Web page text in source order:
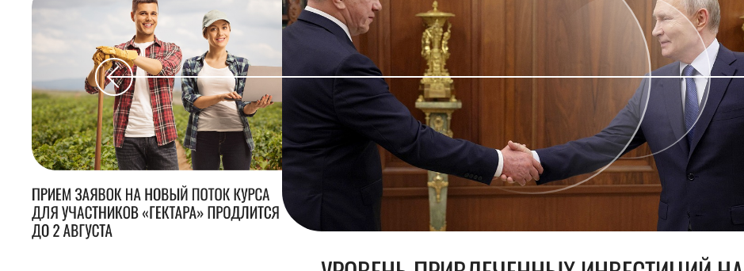
ПРИЕМ ЗАЯВОК НА НОВЫЙ ПОТОК КУРСА
ДЛЯ УЧАСТНИКОВ «ГЕКТАРА» ПРОДЛИТСЯ
ДО 2 АВГУСТА